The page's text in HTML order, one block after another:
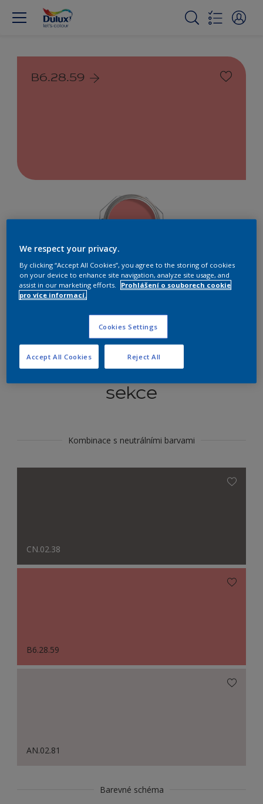
B6.28.59
Najít výrobek v tomto odstínu
Koordinovat barevné
sekce
Kombinace s neutrálními barvami
CN.02.38
B6.28.59
AN.02.81
Barevné schéma
We respect your privacy.
By clicking “Accept All Cookies”, you agree to the storing of cookies
on your device to enhance site navigation, analyze site usage, and
assist in our marketing efforts.
Prohlášení o souborech cookie
pro více informací.
Cookies Settings
Reject All
Accept All Cookies